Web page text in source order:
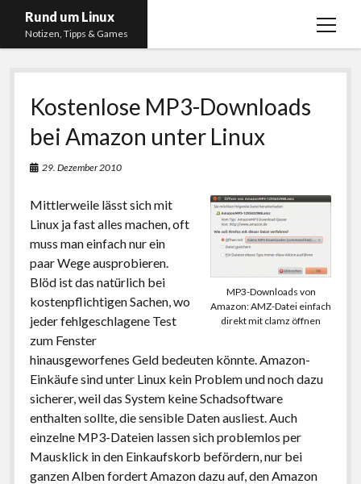
Rund um Linux
Notizen, Tipps & Games
Menü
Startseite
Linux
Gaming
RSS, Social Media, YouTube & Twitch
Impressum
Datenschutzerklärung
twitterinstagramyoutubetwitch
Kostenlose MP3-Downloads
bei Amazon unter Linux
29. Dezember 2010
MP3-Downloads von
Amazon: AMZ-Datei einfach
direkt mit clamz öffnen
Mittlerweile lässt sich mit
Linux ja fast alles machen, oft
muss man einfach nur ein
paar Wege ausprobieren.
Blöd ist das natürlich bei
kostenpflichtigen Sachen, wo
jeder fehlgeschlagene Test
zum Fenster
hinausgeworfenes Geld bedeuten könnte. Amazon-
Einkäufe sind unter Linux kein Problem und noch dazu
sicherer, weil das System keine Schadsoftware
enthalten sollte, die sensible Daten ausliest. Auch
einzelne MP3-Dateien lassen sich problemlos per
Mausklick in den Einkaufskorb befördern, nur bei
ganzen Alben fordert Amazon dazu auf, den Amazon